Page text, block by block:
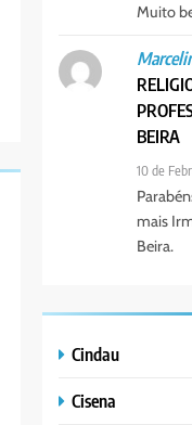
Muito
BEIRA
10 de
mais
Beira.
Cindau
Cisena